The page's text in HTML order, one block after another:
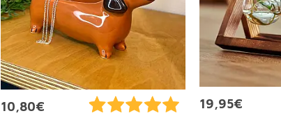
10,80€
19,95€